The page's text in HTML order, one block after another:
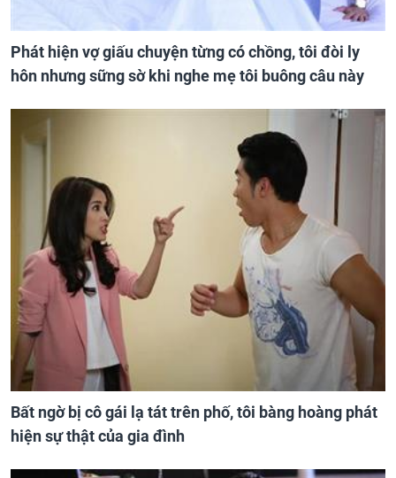
Phát hiện vợ giấu chuyện từng có chồng, tôi đòi ly
hôn nhưng sững sờ khi nghe mẹ tôi buông câu này
Bất ngờ bị cô gái lạ tát trên phố, tôi bàng hoàng phát
hiện sự thật của gia đình